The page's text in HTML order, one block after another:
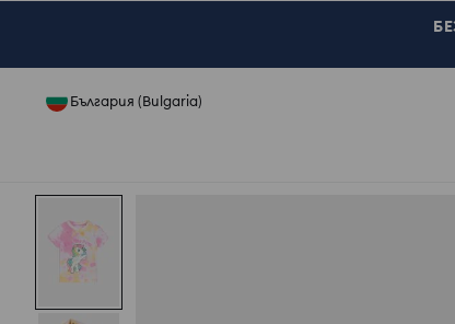
България (Bulgaria)